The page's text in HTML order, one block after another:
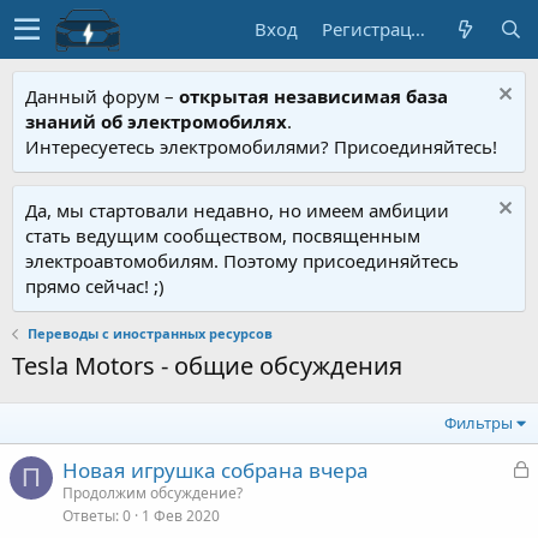
Вход Регистрация
Данный форум – открытая независимая база
знаний об электромобилях.
Интересуетесь электромобилями? Присоединяйтесь!
Да, мы стартовали недавно, но имеем амбиции
стать ведущим сообществом, посвященным
электроавтомобилям. Поэтому присоединяйтесь
прямо сейчас! ;)
Переводы с иностранных ресурсов
Tesla Motors - общие обсуждения
Фильтры
П
З
Новая игрушка собрана вчера
Продолжим обсуждение?
Ответы 0 1 Фев 2020